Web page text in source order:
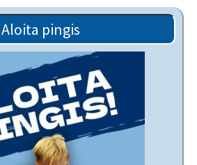
Aloita pingis